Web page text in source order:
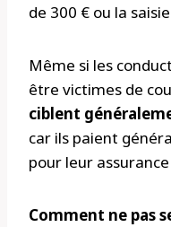
de 300 € ou la
Même si les
être victimes de
ciblent
car ils paient
pour leur
Comment ne pas